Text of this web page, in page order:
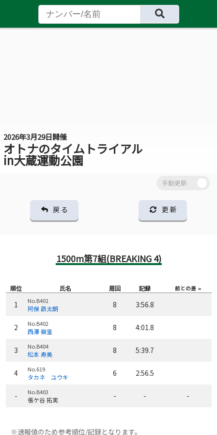
2026年3月29日開催
オトナのタイムトライアル
in大蔵運動公園
戻 る 更 新
1500m第7組(BREAKING 4)
順位 氏名 周回 記録 前との差
1 No.B401
阿保 昴太朗 8 3:56.8
2 No.B402
西澤 嶺皇 8 4:01.8
3 No.B404
松本 寿美 8 5:39.7
4 No.619
タカネ ユウキ 6 2:56.5
- No.B403
張ケ谷 拓実 - - -
※速報値のため参考順位/記録となります。